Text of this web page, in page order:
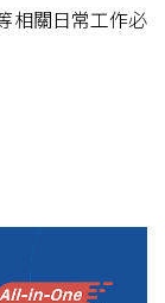
相關日常工作必